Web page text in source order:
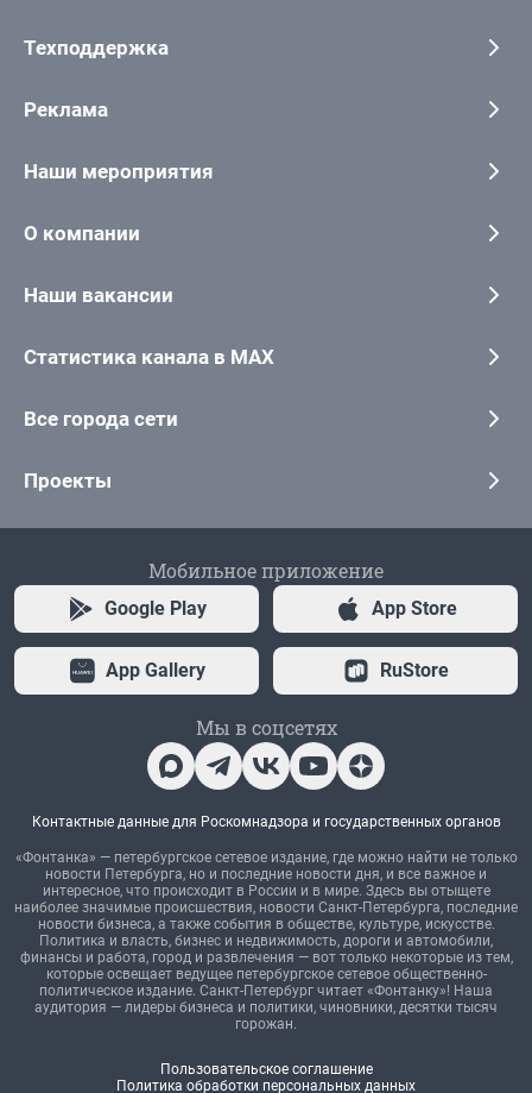
Техподдержка
Реклама
Наши мероприятия
О компании
Наши вакансии
Статистика канала в MAX
Все города сети
Проекты
Мобильное приложение
Google Play App Store
App Gallery RuStore
Мы в соцсетях
Контактные данные для Роскомнадзора и государственных органов
«Фонтанка» — петербургское сетевое издание, где можно найти не только
новости Петербурга, но и последние новости дня, и все важное и
интересное, что происходит в России и в мире. Здесь вы отыщете
наиболее значимые происшествия, новости Санкт-Петербурга, последние
новости бизнеса, а также события в обществе, культуре, искусстве.
Политика и власть, бизнес и недвижимость, дороги и автомобили,
финансы и работа, город и развлечения — вот только некоторые из тем,
которые освещает ведущее петербургское сетевое общественно-
политическое издание. Санкт-Петербург читает «Фонтанку»! Наша
аудитория — лидеры бизнеса и политики, чиновники, десятки тысяч
горожан.
Пользовательское соглашение
Политика обработки персональных данных